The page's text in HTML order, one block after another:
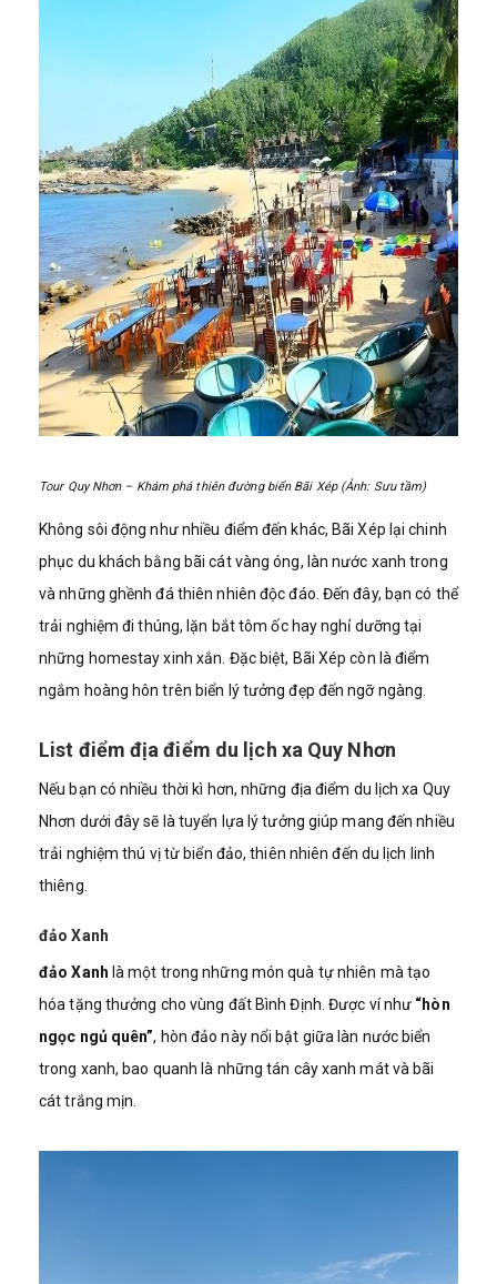
Tour Quy Nhơn – Khám phá thiên đường biển Bãi Xép (Ảnh: Sưu tầm)
Không sôi động như nhiều điểm đến khác, Bãi Xép lại chinh
phục du khách bằng bãi cát vàng óng, làn nước xanh trong
và những ghềnh đá thiên nhiên độc đáo. Đến đây, bạn có thể
trải nghiệm đi thúng, lặn bắt tôm ốc hay nghỉ dưỡng tại
những homestay xinh xắn. Đặc biệt, Bãi Xép còn là điểm
ngắm hoàng hôn trên biển lý tưởng đẹp đến ngỡ ngàng.
List điểm địa điểm du lịch xa Quy Nhơn
Nếu bạn có nhiều thời kì hơn, những địa điểm du lịch xa Quy
Nhơn dưới đây sẽ là tuyển lựa lý tưởng giúp mang đến nhiều
trải nghiệm thú vị từ biển đảo, thiên nhiên đến du lịch linh
thiêng.
đảo Xanh
đảo Xanh là một trong những món quà tự nhiên mà tạo
hóa tặng thưởng cho vùng đất Bình Định. Được ví như “hòn
ngọc ngủ quên”, hòn đảo này nổi bật giữa làn nước biển
trong xanh, bao quanh là những tán cây xanh mát và bãi
cát trắng mịn.